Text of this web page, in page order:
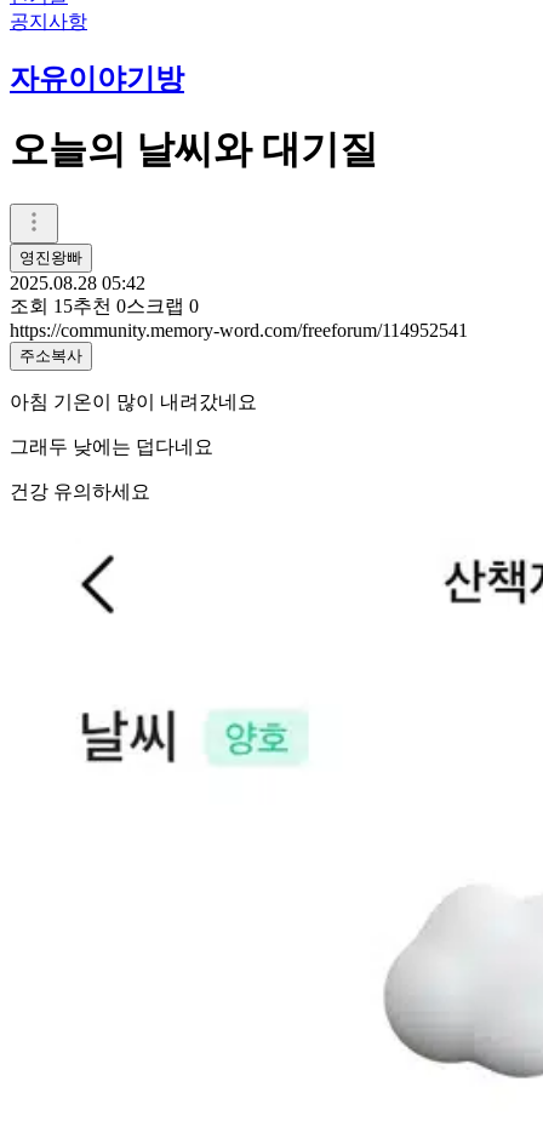
공지사항
자유이야기방
오늘의 날씨와 대기질
영진왕빠
2025.08.28 05:42
조회 15추천 0스크랩 0
https://community.memory-word.com/freeforum/114952541
주소복사
아침 기온이 많이 내려갔네요
그래두 낮에는 덥다네요
건강 유의하세요